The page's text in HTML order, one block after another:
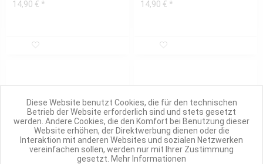
14,90 € * 14,90 € *
Diese Website benutzt Cookies, die für den technischen
Betrieb der Website erforderlich sind und stets gesetzt
werden. Andere Cookies, die den Komfort bei Benutzung dieser
Website erhöhen, der Direktwerbung dienen oder die
Interaktion mit anderen Websites und sozialen Netzwerken
vereinfachen sollen, werden nur mit Ihrer Zustimmung
gesetzt. Mehr Informationen